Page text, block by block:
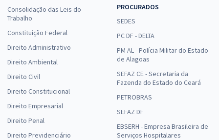
Consolidação das Leis do
Trabalho
Constituição Federal
Direito Administrativo
Direito Ambiental
Direito Civil
Direito Constitucional
Direito Empresarial
Direito Penal
Direito Previdenciário
PROCURADOS
SEDES
PC DF - DELTA
PM AL - Polícia Militar do Estado
de Alagoas
SEFAZ CE - Secretaria da
Fazenda do Estado do Ceará
PETROBRAS
SEFAZ DF
EBSERH - Empresa Brasileira de
Serviços Hospitalares